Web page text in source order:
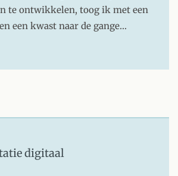
te ontwikkelen, toog ik met een
een kwast naar de gange…
digitaal